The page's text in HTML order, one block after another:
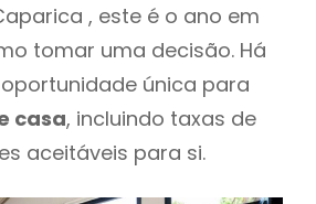
, este é o ano em
tomar uma decisão. Há
única para
casa, incluindo taxas de
aceitáveis para si.